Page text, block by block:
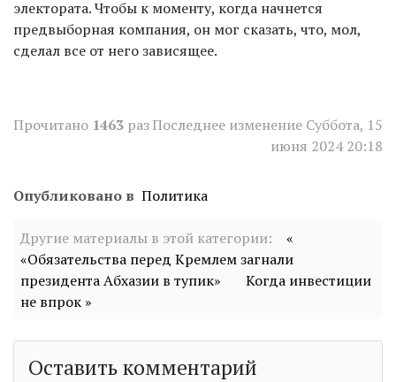
электората. Чтобы к моменту, когда начнется
предвыборная компания, он мог сказать, что, мол,
сделал все от него зависящее.
Прочитано 1463 разПоследнее изменение Суббота, 15
июня 2024 20:18
Опубликовано в Политика
Другие материалы в этой категории:
«
«Обязательства перед Кремлем загнали
президента Абхазии в тупик»
Когда инвестиции
не впрок »
Оставить комментарий